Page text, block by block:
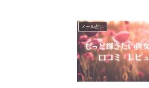
メール占い